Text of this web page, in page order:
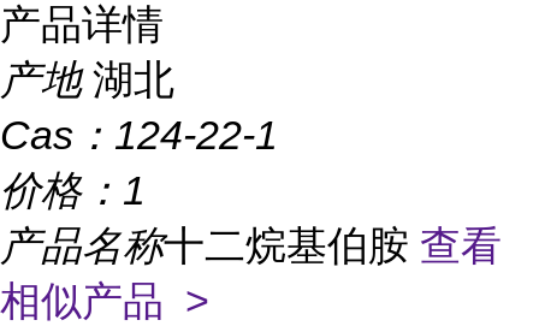
产品详情
产地 湖北
Cas： 124-22-1
价格： 1
产品名称十二烷基伯胺 查看
相似产品 >